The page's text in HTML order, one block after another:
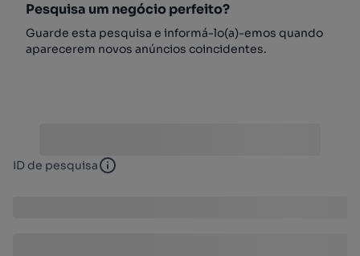
Pesquisa um negócio perfeito?
Guarde esta pesquisa e informá-lo(a)-emos quando
aparecerem novos anúncios coincidentes.
ID de pesquisa ID de pesquisa